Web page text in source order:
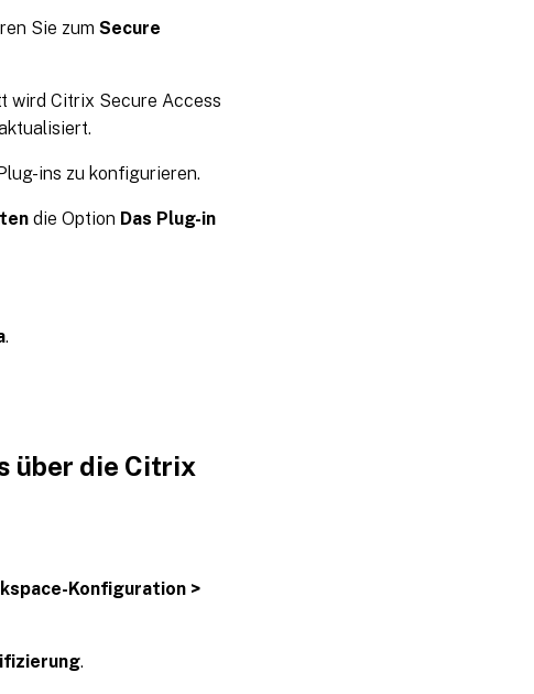
Sie zum Secure
wird Citrix Secure Access
ins zu konfigurieren.
die Option Das Plug-in
.
über die Citrix
Konfiguration >
.